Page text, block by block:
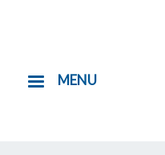
MENU